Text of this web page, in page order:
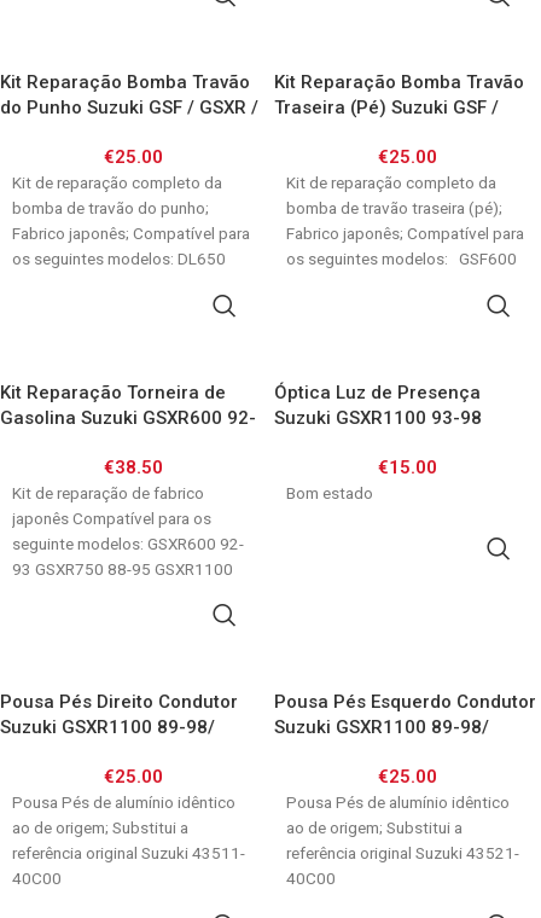
Kit Reparação Bomba Travão
do Punho Suzuki GSF / GSXR /
€25.00
Kit de reparação completo da
bomba de travão do punho;
Fabrico japonês; Compatível para
os seguintes modelos: DL650
Kit Reparação Bomba Travão
Traseira (Pé) Suzuki GSF /
SV650 / TL1000R
€25.00
Kit de reparação completo da
bomba de travão traseira (pé);
Fabrico japonês; Compatível para
os seguintes modelos: GSF600
Kit Reparação Torneira de
Gasolina Suzuki GSXR600 92-
GSXR1100 89-98
€38.50
Kit de reparação de fabrico
japonês Compatível para os
seguinte modelos: GSXR600 92-
93 GSXR750 88-95 GSXR1100
Óptica Luz de Presença
Suzuki GSXR1100 93-98
€15.00
Bom estado
Pousa Pés Direito Condutor
Suzuki GSXR1100 89-98/
GSF1200 96-06/ GSF400 91-93
Bandit
€25.00
Pousa Pés de alumínio idêntico
ao de origem; Substitui a
referência original Suzuki 43511-
40C00
Pousa Pés Esquerdo Condutor
Suzuki GSXR1100 89-98/
GSF1200 96-06/ GSF400 91-93
Bandit
€25.00
Pousa Pés de alumínio idêntico
ao de origem; Substitui a
referência original Suzuki 43521-
40C00